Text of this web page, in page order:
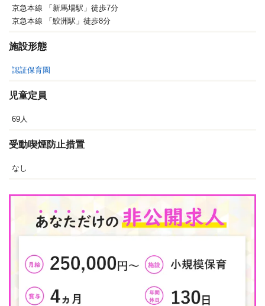
京急本線 「新馬場駅」徒歩7分
京急本線 「鮫洲駅」徒歩8分
施設形態
認証保育園
児童定員
69人
受動喫煙防止措置
なし